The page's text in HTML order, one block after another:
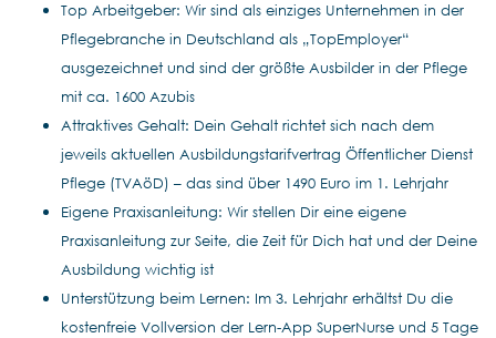
Top Arbeitgeber: Wir sind als einziges Unternehmen in der
Pflegebranche in Deutschland als „TopEmployer“
ausgezeichnet und sind der größte Ausbilder in der Pflege
mit ca. 1600 Azubis
Attraktives Gehalt: Dein Gehalt richtet sich nach dem
jeweils aktuellen Ausbildungstarifvertrag Öffentlicher Dienst
Pflege (TVAöD) – das sind über 1490 Euro im 1. Lehrjahr
Eigene Praxisanleitung: Wir stellen Dir eine eigene
Praxisanleitung zur Seite, die Zeit für Dich hat und der Deine
Ausbildung wichtig ist
Unterstützung beim Lernen: Im 3. Lehrjahr erhältst Du die
kostenfreie Vollversion der Lern-App SuperNurse und 5 Tage